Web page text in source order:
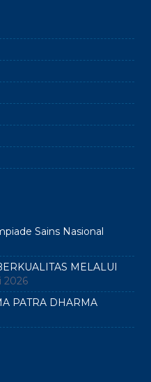
Sains Nasional
MELALUI
2026
PATRA DHARMA